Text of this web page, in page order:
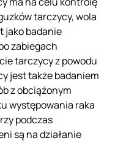
tarczycy, wola
jako badanie
zabiegach
tarczycy z powodu
jest także badaniem
z obciążonym
występowania raka
podczas
są na działanie